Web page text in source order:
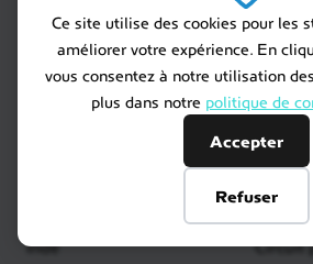
Ce site utilise des cookies pour les
améliorer votre expérience. En
vous consentez à notre utilisation
plus dans notre politique de
Accepter
Refuser
Top Destinations
Afrique du Sud
Namibie
Tanzanie
Inde
Idées
Nos
Quand
Voyage
Voyage
Autotour
Circuit